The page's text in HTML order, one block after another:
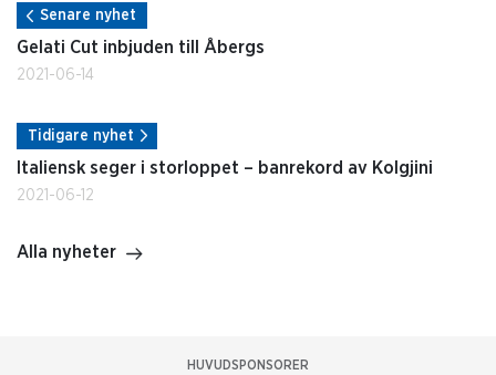
Senare nyhet
Gelati Cut inbjuden till Åbergs
2021-06-14
Tidigare nyhet
Italiensk seger i storloppet – banrekord av Kolgjini
2021-06-12
Alla nyheter
HUVUDSPONSORER